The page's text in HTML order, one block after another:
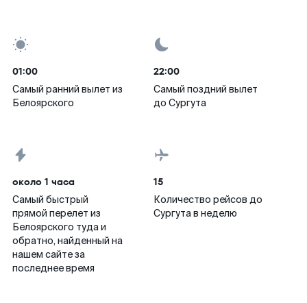
01:00
Самый ранний вылет из
Белоярского
22:00
Самый поздний вылет
до Сургута
около 1 часа
Самый быстрый
прямой перелет из
Белоярского туда и
обратно, найденный на
нашем сайте за
последнее время
15
Количество рейсов до
Сургута в неделю